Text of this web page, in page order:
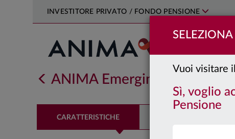
Vuoi visitare
Sì, voglio
Pensione
INVESTITORE PRIVATO / FONDO PENSIONE
ANIMA Emerging Markets
CARATTERISTICHE